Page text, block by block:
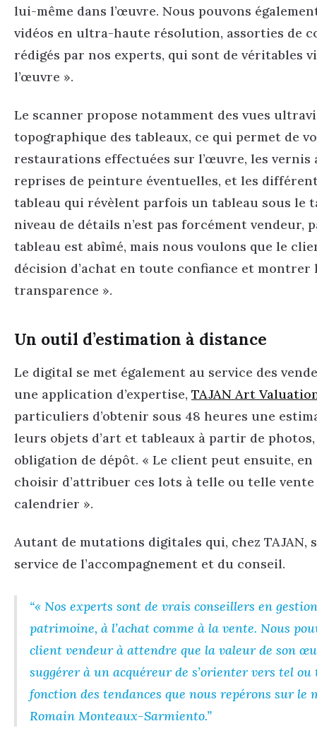
lui-même dans l’œuvre. Nous pouvons
vidéos en ultra-haute résolution, assorties de
rédigés par nos experts, qui sont de véritables
l’œuvre ».
Le scanner propose notamment des vues
topographique des tableaux, ce qui permet de
restaurations effectuées sur l’œuvre, les vernis
reprises de peinture éventuelles, et les
tableau qui révèlent parfois un tableau sous le
niveau de détails n’est pas forcément vendeur,
tableau est abîmé, mais nous voulons que le
décision d’achat en toute confiance et montrer
transparence ».
Un outil d’estimation à distance
Le digital se met également au service des
une application d’expertise, TAJAN Art
particuliers d’obtenir sous 48 heures une
leurs objets d’art et tableaux à partir de photos,
obligation de dépôt. « Le client peut ensuite, en
choisir d’attribuer ces lots à telle ou telle
calendrier ».
Autant de mutations digitales qui, chez TAJAN,
service de l’accompagnement et du conseil.
« Nos experts sont de vrais conseillers en
patrimoine, à l’achat comme à la vente. Nous
client vendeur à attendre que la valeur de son
suggérer à un acquéreur de s’orienter vers tel
fonction des tendances que nous repérons sur le
Romain Monteaux-Sarmiento.